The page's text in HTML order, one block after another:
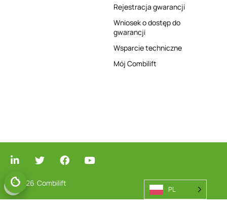
Rejestracja gwarancji
Wniosek o dostęp do
gwarancji
Wsparcie techniczne
Mój Combilift
© 2026 Combilift
PL